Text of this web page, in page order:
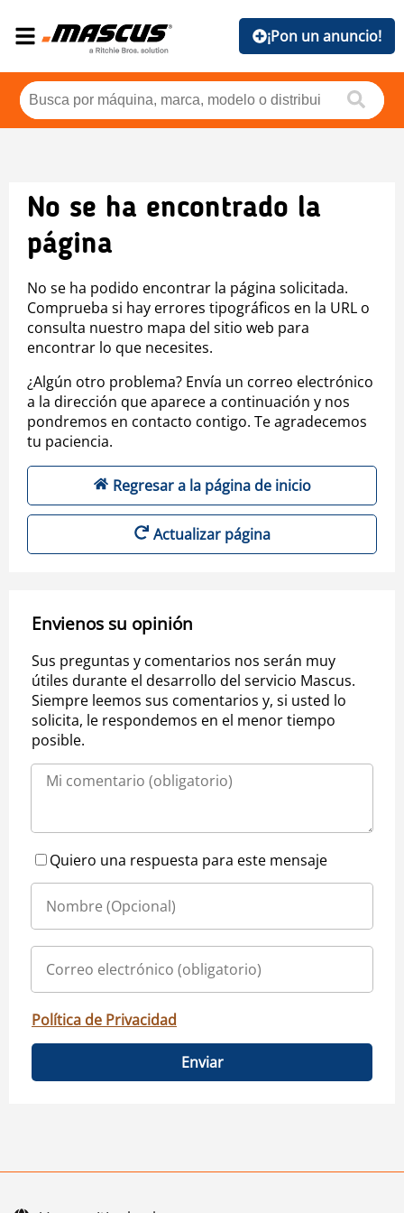
¡Pon un anuncio!
No se ha encontrado la
página
No se ha podido encontrar la página solicitada.
Comprueba si hay errores tipográficos en la URL o
consulta nuestro mapa del sitio web para
encontrar lo que necesites.
¿Algún otro problema? Envía un correo electrónico
a la dirección que aparece a continuación y nos
pondremos en contacto contigo. Te agradecemos
tu paciencia.
Regresar a la página de inicio
Actualizar página
Envienos su opinión
Sus preguntas y comentarios nos serán muy
útiles durante el desarrollo del servicio Mascus.
Siempre leemos sus comentarios y, si usted lo
solicita, le respondemos en el menor tiempo
posible.
Quiero una respuesta para este mensaje
Política de Privacidad
Enviar